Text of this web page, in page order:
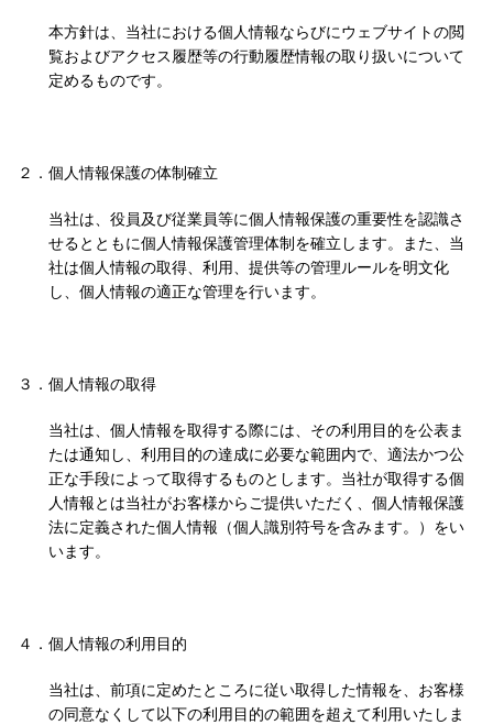
本方針は、当社における個人情報ならびにウェブサイトの閲
覧およびアクセス履歴等の行動履歴情報の取り扱いについて
定めるものです。
２． 個人情報保護の体制確立
当社は、役員及び従業員等に個人情報保護の重要性を認識さ
せるとともに個人情報保護管理体制を確立します。また、当
社は個人情報の取得、利用、提供等の管理ルールを明文化
し、個人情報の適正な管理を行います。
３． 個人情報の取得
当社は、個人情報を取得する際には、その利用目的を公表ま
たは通知し、利用目的の達成に必要な範囲内で、適法かつ公
正な手段によって取得するものとします。当社が取得する個
人情報とは当社がお客様からご提供いただく、個人情報保護
法に定義された個人情報（個人識別符号を含みます。）をい
います。
４． 個人情報の利用目的
当社は、前項に定めたところに従い取得した情報を、お客様
の同意なくして以下の利用目的の範囲を超えて利用いたしま